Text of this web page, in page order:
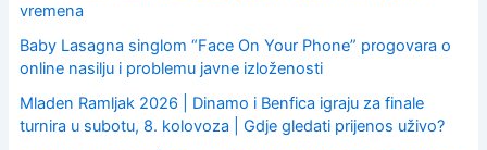
vremena
Baby Lasagna singlom “Face On Your Phone” progovara o
online nasilju i problemu javne izloženosti
Mladen Ramljak 2026 | Dinamo i Benfica igraju za finale
turnira u subotu, 8. kolovoza | Gdje gledati prijenos uživo?